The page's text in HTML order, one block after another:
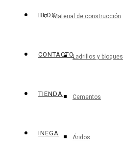
Material de construcción
Ladrillos y bloques
Cementos
Áridos
BLOG
CONTACTO
TIENDA
INEGA